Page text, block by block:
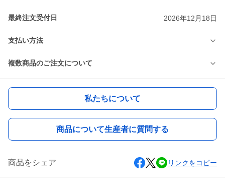
最終注文受付日 2026年12月18日
支払い方法
複数商品のご注文について
私たちについて
商品について生産者に質問する
商品をシェア リンクをコピー